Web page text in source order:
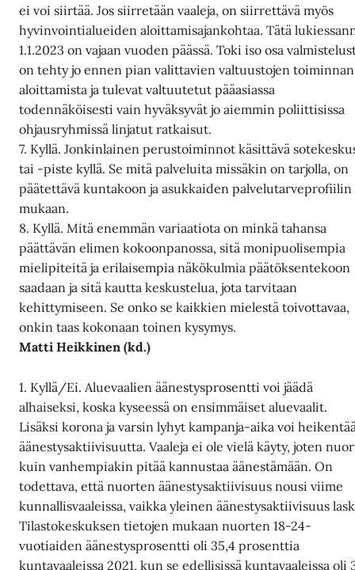
ei voi siirtää. Jos siirretään vaaleja, on siirrettävä myös
hyvinvointialueiden aloittamisajankohtaa. Tätä
1.1.2023 on vajaan vuoden päässä. Toki iso osa
on tehty jo ennen pian valittavien valtuustojen toiminnan
aloittamista ja tulevat valtuutetut pääasiassa
todennäköisesti vain hyväksyvät jo aiemmin poliittisissa
ohjausryhmissä linjatut ratkaisut.
7. Kyllä. Jonkinlainen perustoiminnot käsittävä
tai -piste kyllä. Se mitä palveluita missäkin on tarjolla, on
päätettävä kuntakoon ja asukkaiden palvelutarveprofiilin
mukaan.
8. Kyllä. Mitä enemmän variaatiota on minkä tahansa
päättävän elimen kokoonpanossa, sitä monipuolisempia
mielipiteitä ja erilaisempia näkökulmia päätöksentekoon
saadaan ja sitä kautta keskustelua, jota tarvitaan
kehittymiseen. Se onko se kaikkien mielestä toivottavaa,
onkin taas kokonaan toinen kysymys.
Matti Heikkinen (kd.)
1. Kyllä/Ei. Aluevaalien äänestysprosentti voi jäädä
alhaiseksi, koska kyseessä on ensimmäiset aluevaalit.
Lisäksi korona ja varsin lyhyt kampanja-aika voi
äänestysaktiivisuutta. Vaaleja ei ole vielä käyty, joten
kuin vanhempiakin pitää kannustaa äänestämään. On
todettava, että nuorten äänestysaktiivisuus nousi viime
kunnallisvaaleissa, vaikka yleinen äänestysaktiivisuus
Tilastokeskuksen tietojen mukaan nuorten 18-24-
vuotiaiden äänestysprosentti oli 35,4 prosenttia
kuntavaaleissa 2021, kun se edellisissä kuntavaaleissa oli